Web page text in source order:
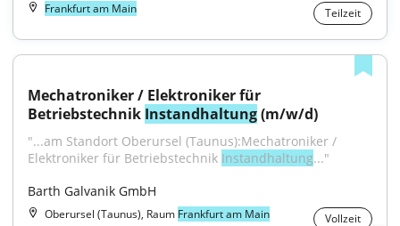
Frankfurt am Main Teilzeit
Mechatroniker / Elektroniker für
Betriebstechnik Instandhaltung (m/w/d)
"...am Standort Oberursel (Taunus):Mechatroniker /
Elektroniker für Betriebstechnik Instandhaltung..."
Barth Galvanik GmbH
Oberursel (Taunus), Raum Frankfurt am Main Vollzeit